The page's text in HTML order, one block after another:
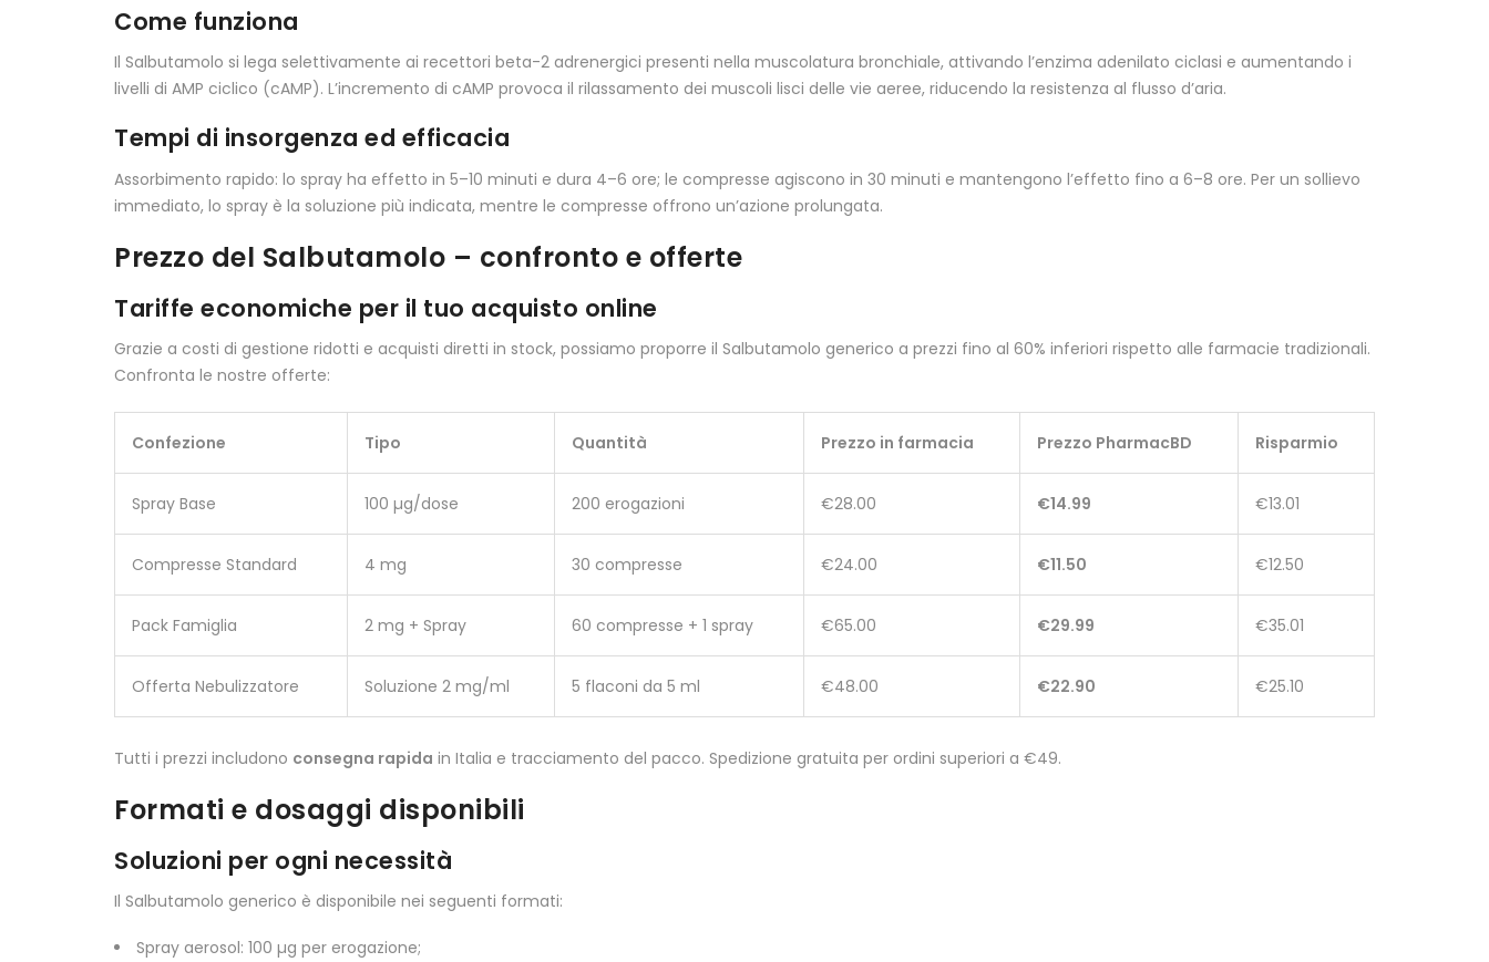
Come funziona
Il Salbutamolo si lega selettivamente ai recettori beta-2 adrenergici presenti nella muscolatura bronchiale, attivando l’enzima adenilato ciclasi e aumentando i
livelli di AMP ciclico (cAMP). L’incremento di cAMP provoca il rilassamento dei muscoli lisci delle vie aeree, riducendo la resistenza al flusso d’aria.
Tempi di insorgenza ed efficacia
Assorbimento rapido: lo spray ha effetto in 5–10 minuti e dura 4–6 ore; le compresse agiscono in 30 minuti e mantengono l’effetto fino a 6–8 ore. Per un sollievo
immediato, lo spray è la soluzione più indicata, mentre le compresse offrono un’azione prolungata.
Prezzo del Salbutamolo – confronto e offerte
Tariffe economiche per il tuo acquisto online
Grazie a costi di gestione ridotti e acquisti diretti in stock, possiamo proporre il Salbutamolo generico a prezzi fino al 60% inferiori rispetto alle farmacie tradizionali.
Confronta le nostre offerte:
Confezione Tipo Quantità Prezzo in farmacia Prezzo PharmacBD Risparmio
Spray Base 100 µg/dose 200 erogazioni €28.00 €14.99 €13.01
Compresse Standard 4 mg 30 compresse €24.00 €11.50 €12.50
Pack Famiglia 2 mg + Spray 60 compresse + 1 spray €65.00 €29.99 €35.01
Offerta Nebulizzatore Soluzione 2 mg/ml 5 flaconi da 5 ml €48.00 €22.90 €25.10
Tutti i prezzi includono consegna rapida in Italia e tracciamento del pacco. Spedizione gratuita per ordini superiori a €49.
Formati e dosaggi disponibili
Soluzioni per ogni necessità
Il Salbutamolo generico è disponibile nei seguenti formati:
Spray aerosol: 100 µg per erogazione;